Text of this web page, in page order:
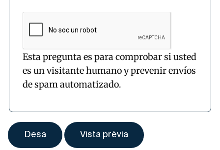
Esta pregunta es para comprobar si usted
es un visitante humano y prevenir envíos
de spam automatizado.